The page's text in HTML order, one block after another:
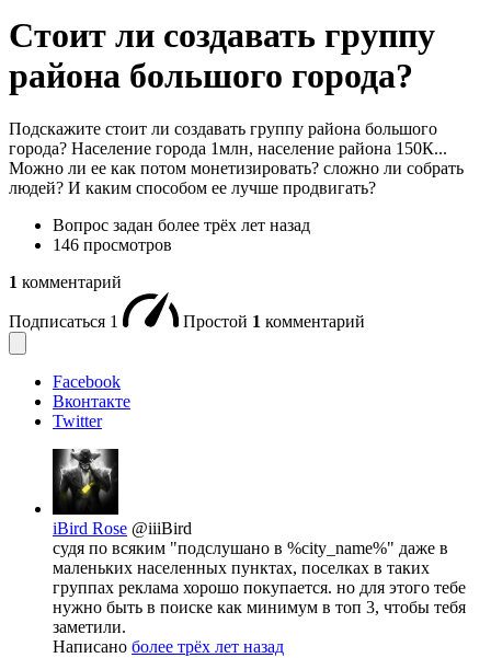
Стоит ли создавать группу
района большого города?
Подскажите стоит ли создавать группу района большого
города? Население города 1млн, население района 150К...
Можно ли ее как потом монетизировать? сложно ли собрать
людей? И каким способом ее лучше продвигать?
Вопрос задан более трёх лет назад
146 просмотров
1 комментарий
Подписаться 1 Простой 1 комментарий
Facebook
Вконтакте
Twitter
iBird Rose @iiiBird
судя по всяким "подслушано в %city_name%" даже в
маленьких населенных пунктах, поселках в таких
группах реклама хорошо покупается. но для этого тебе
нужно быть в поиске как минимум в топ 3, чтобы тебя
заметили.
Написано более трёх лет назад